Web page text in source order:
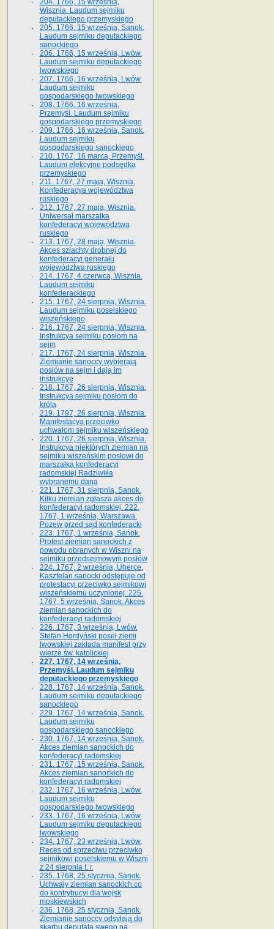
204. 1766, 15 września,
Wisznia. Laudum sejmiku
deputackiego przemyskiego
205. 1766, 15 września, Sanok.
Laudum sejmiku deputackiego
sanockiego
206. 1766, 15 września, Lwów.
Laudum sejmiku deputackiego
lwowskiego
207. 1766, 16 września, Lwów.
Laudum sejmiku
gospodarskiego lwowskiego
208. 1766, 16 września,
Przemyśl. Laudum sejmiku
gospodarskiego przemyskiego
209. 1766, 16 września, Sanok.
Laudum sejmiku
gospodarskiego sanockiego
210. 1767, 16 marca, Przemyśl.
Laudum elekcyjne podsędka
przemyskiego
211. 1767, 27 maja, Wisznia.
Konfederacya województwa
ruskiego
212. 1767, 27 maja, Wisznia.
Uniwersał marszałka
konfederacyi województwa
ruskiego
213. 1767, 28 maja, Wisznia.
Akces szlachty drobnej do
konfederacyi generału
województwa ruskiego
214. 1767, 4 czerwca, Wisznia.
Laudum sejmiku
konfederackiego
215. 1767, 24 sierpnia, Wisznia.
Laudum sejmiku poselskiego
wiszeńskiego
216. 1767, 24 sierpnia, Wisznia.
Instrukcya sejmiku posłom na
sejm
217. 1767, 24 sierpnia, Wisznia.
Ziemianie sanoccy wybierają
posłów na sejm i dają im
instrukcyę
218. 1767, 26 sierpnia, Wisznia.
Instrukcya sejmiku posłom do
króla
219. 1797, 26 sierpnia, Wisznia.
Manifestacya przeciwko
uchwałom sejmiku wiszeńskiego
220. 1767, 26 sierpnia, Wisznia.
Instrukcya niektórych ziemian na
sejmiku wiszeńskim posłowi do
marszałka konfe­deracyi
radomskiej Radziwiłła
wybranemu dana
221. 1767, 31 sierpnia, Sanok.
Kilku ziemian zgłasza akces do
konfederacyi radomskiej. 222.
1767, 1 września, Warszawa.
Pozew przed sąd konfederacki
223. 1767, 1 września, Sanok.
Protest ziemian sanockich z
powodu obranych w Wiszni na
sejmiku przedsejmo­wym posłów
224. 1767, 2 września, Uherce.
Kasztelan sanocki odstępuje od
protestacyi przeciwko sejmikowi
wiszeńskiemu uczynionej. 225.
1767, 5 września, Sanok. Akces
ziemian sanockich do
konfederacyi radomskiej
226. 1767, 3 września, Lwów.
Stefan Hordyński poseł ziemi
lwowskiej zakłada manifest przy
wierze św. ka­tolickiej
227. 1767, 14 września,
Przemyśl. Laudum sejmiku
deputackiego przemyskiego
228. 1767, 14 września, Sanok.
Laudum sejmiku deputackiego
sanockiego
229. 1767, 14 września, Sanok.
Laudum sejmiku
gospodarskiego sanockiego
230. 1767, 14 września, Sanok.
Akces ziemian sanockich do
konfederacyi radomskiej
231. 1767, 15 września, Sanok.
Akces ziemian sanockich do
konfederacyi radomskiej
232. 1767, 16 września, Lwów.
Laudum sejmiku
gospodarskiego lwowskiego
233. 1767, 16 września, Lwów.
Laudum sejmiku deputackiego
lwowskiego
234. 1767, 23 września, Lwów.
Reces od sprzeciwu przeciwko
sejmikowi poselskiemu w Wiszni
z 24 sierpnia t. r.
235. 1768, 25 stycznia, Sanok.
Uchwały ziemian sanockich co
do kontrybucyi dla wojsk
moskiewskich
236. 1768, 25 stycznia, Sanok.
Ziemianie sanoccy odsyłają do
skarbu deputata swego na